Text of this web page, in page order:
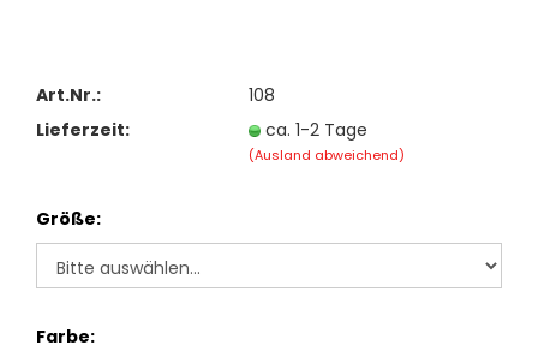
Art.Nr.:
108
Lieferzeit:
ca. 1-2 Tage
(Ausland abweichend)
Größe:
Farbe: